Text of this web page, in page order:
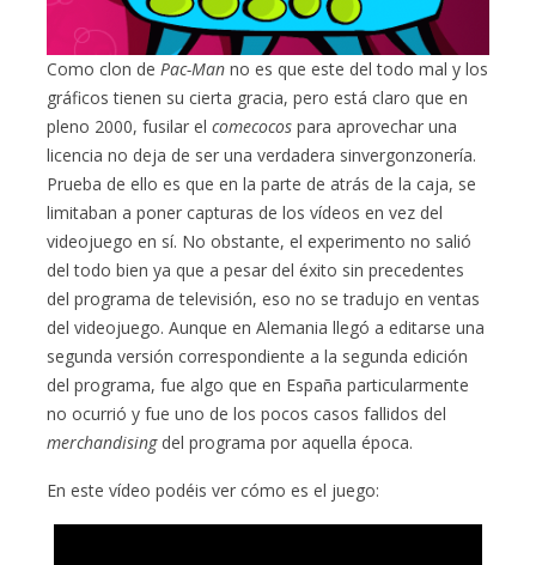
Como clon dePac-Man no es que este del todo mal y los
gráficos tienen su cierta gracia, pero está claro que en
pleno 2000, fusilar elcomecocos para aprovechar una
licencia no deja de ser una verdadera sinvergonzonería.
Prueba de ello es que en la parte de atrás de la caja, se
limitaban a poner capturas de los vídeos en vez del
videojuego en sí. No obstante, el experimento no salió
del todo bien ya que a pesar del éxito sin precedentes
del programa de televisión, eso no se tradujo en ventas
del videojuego. Aunque en Alemania llegó a editarse una
segunda versión correspondiente a la segunda edición
del programa, fue algo que en España particularmente
no ocurrió y fue uno de los pocos casos fallidos del
merchandisingdel programa por aquella época.
En este vídeo podéis ver cómo es el juego: